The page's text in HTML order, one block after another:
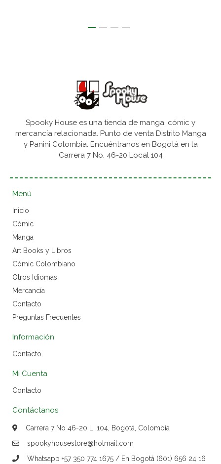
Spooky House es una tienda de manga, cómic y
mercancía relacionada. Punto de venta Distrito Manga
y Panini Colombia. Encuéntranos en Bogotá en la
Carrera 7 No. 46-20 Local 104
Menú
Inicio
Cómic
Manga
Art Books y Libros
Cómic Colombiano
Otros Idiomas
Mercancía
Contacto
Preguntas Frecuentes
Información
Contacto
Mi Cuenta
Contacto
Contáctanos
Carrera 7 No 46-20 L. 104, Bogotá, Colombia
spookyhousestore@hotmail.com
Whatsapp +57 350 774 1675 / En Bogotá (601) 656 24 16